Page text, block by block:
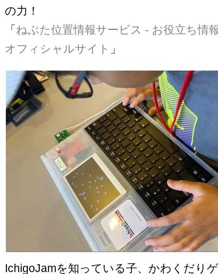
の力！
「ねぶた位置情報サービス - お役立ち情
オフィシャルサイト 」
IchigoJamを知っている子、かわくだり